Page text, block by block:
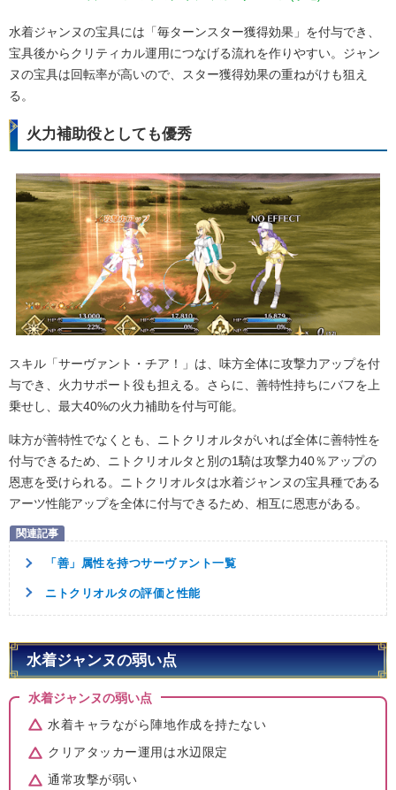
水着ジャンヌの宝具には「毎ターンスター獲得効果」を付与でき、
宝具後からクリティカル運用につなげる流れを作りやすい。ジャン
ヌの宝具は回転率が高いので、スター獲得効果の重ねがけも狙え
る。
火力補助役としても優秀
スキル「サーヴァント・チア！」は、味方全体に攻撃力アップを付
与でき、火力サポート役も担える。さらに、善特性持ちにバフを上
乗せし、最大40%の火力補助を付与可能。
味方が善特性でなくとも、ニトクリオルタがいれば全体に善特性を
付与できるため、ニトクリオルタと別の1騎は攻撃力40％アップの
恩恵を受けられる。ニトクリオルタは水着ジャンヌの宝具種である
アーツ性能アップを全体に付与できるため、相互に恩恵がある。
「善」属性を持つサーヴァント一覧
ニトクリオルタの評価と性能
水着ジャンヌの弱い点
水着ジャンヌの弱い点
水着キャラながら陣地作成を持たない
クリアタッカー運用は水辺限定
通常攻撃が弱い